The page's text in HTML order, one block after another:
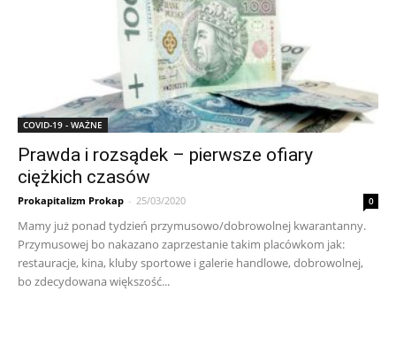
COVID-19 - WAŻNE
Prawda i rozsądek – pierwsze ofiary
ciężkich czasów
Prokapitalizm Prokap - 25/03/2020 0
Mamy już ponad tydzień przymusowo/dobrowolnej kwarantanny.
Przymusowej bo nakazano zaprzestanie takim placówkom jak:
restauracje, kina, kluby sportowe i galerie handlowe, dobrowolnej,
bo zdecydowana większość...